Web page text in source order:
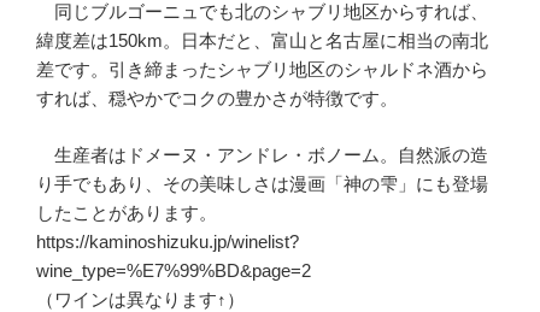
同じブルゴーニュでも北のシャブリ地区からすれば、
緯度差は150km。日本だと、富山と名古屋に相当の南北
差です。引き締まったシャブリ地区のシャルドネ酒から
すれば、穏やかでコクの豊かさが特徴です。
生産者はドメーヌ・アンドレ・ボノーム。自然派の造
り手でもあり、その美味しさは漫画「神の雫」にも登場
したことがあります。
https://kaminoshizuku.jp/winelist?
wine_type=%E7%99%BD&page=2
（ワインは異なります↑）